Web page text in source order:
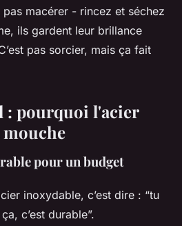
macérer - rincez et séchez
ils gardent leur brillance
pas sorcier, mais ça fait
: pourquoi l'acier
pour un budget
inoxydable, c’est dire : “tu
c’est durable”.